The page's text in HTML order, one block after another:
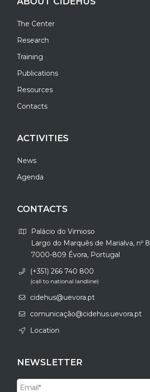
The Center
Research
Training
Publications
Resources
Contacts
ACTIVITIES
News
Agenda
CONTACTS
Palácio do Vimioso
Largo do Marquês de Marialva, nº 8
7000-809 Évora, Portugal
(+351) 266 740 800
(call to national landline)
cidehus@uevora.pt
comunicação@cidehus.uevora.pt
Location
NEWSLETTER